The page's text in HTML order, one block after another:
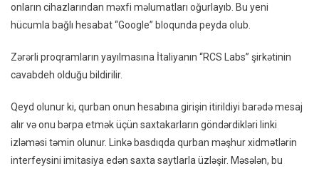
onların cihazlarından məxfi məlumatları oğurlayıb. Bu yeni
hücumla bağlı hesabat “Google” bloqunda peyda olub.
Zərərli proqramların yayılmasına İtaliyanın “RCS Labs” şirkətinin
cavabdeh olduğu bildirilir.
Qeyd olunur ki, qurban onun hesabına girişin itirildiyi barədə mesaj
alır və onu bərpa etmək üçün saxtakarların göndərdikləri linki
izləməsi təmin olunur. Linkə basdıqda qurban məşhur xidmətlərin
interfeysini imitasiya edən saxta saytlarla üzləşir. Məsələn, bu